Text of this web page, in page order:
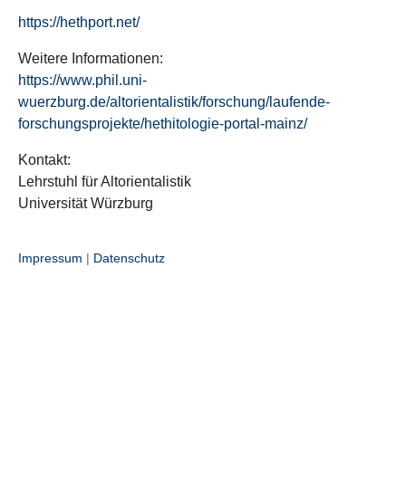
https://hethport.net/
Weitere Informationen:
https://www.phil.uni-
wuerzburg.de/altorientalistik/forschung/laufende-
forschungsprojekte/hethitologie-portal-mainz/
Kontakt:
Lehrstuhl für Altorientalistik
Universität Würzburg
Impressum | Datenschutz